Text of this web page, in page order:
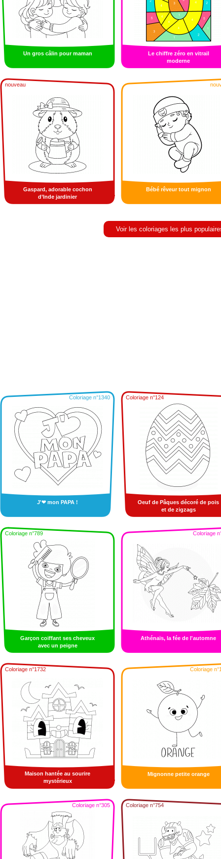
Un gros câlin pour maman
Le chiffre zéro en vitrail
moderne
nouveau
Gaspard, adorable cochon
d’Inde jardinier
Bébé rêveur tout mignon
Voir les coloriages les plus
Coloriage n°1340
J'❤ mon PAPA !
Coloriage n°124
Oeuf de Pâques décoré de pois
et de zigzags
Coloriage n°789
Garçon coiffant ses cheveux
avec un peigne
Coloriage
Athénaïs, la fée de l'automne
Coloriage n°1732
Maison hantée au sourire
mystérieux
Coloriage
Mignonne petite orange
Coloriage n°305 Coloriage n°754